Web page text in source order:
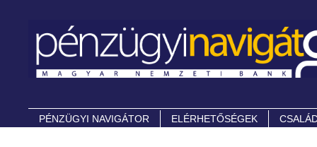
PÉNZÜGYI NAVIGÁTOR ELÉRHETŐSÉGEK